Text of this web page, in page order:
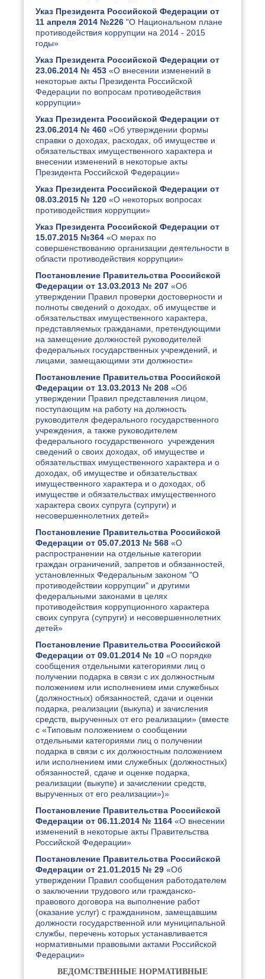
Указ Президента Российской Федерации от
11 апреля 2014 №226 "О Национальном плане
противодействия коррупции на 2014 - 2015
годы»
Указ Президента Российской Федерации от
23.06.2014 № 453 «О внесении изменений в
некоторые акты Президента Российской
Федерации по вопросам противодействия
коррупции»
Указ Президента Российской Федерации от
23.06.2014 № 460 «Об утверждении формы
справки о доходах, расходах, об имуществе и
обязательствах имущественного характера и
внесении изменений в некоторые акты
Президента Российской Федерации»
Указ Президента Российской Федерации от
08.03.2015 № 120 «О некоторых вопросах
противодействия коррупции»
Указ Президента Российской Федерации от
15.07.2015 №364 «О мерах по
совершенствованию организации деятельности в
области противодействия коррупции»
Постановление Правительства Российской
Федерации от 13.03.2013 № 207 «Об
утверждении Правил проверки достоверности и
полноты сведений о доходах, об имуществе и
обязательствах имущественного характера,
представляемых гражданами, претендующими
на замещение должностей руководителей
федеральных государственных учреждений, и
лицами, замещающими эти должности»
Постановление Правительства Российской
Федерации от 13.03.2013 № 208 «Об
утверждении Правил представления лицом,
поступающим на работу на должность
руководителя федерального государственного
учреждения, а также руководителем
федерального государственного учреждения
сведений о своих доходах, об имуществе и
обязательствах имущественного характера и о
доходах, об имуществе и обязательствах
имущественного характера и о доходах, об
имуществе и обязательствах имущественного
характера своих супруга (супруги) и
несовершеннолетних детей»
Постановление Правительства Российской
Федерации от 05.07.2013 № 568 «О
распространении на отдельные категории
граждан ограничений, запретов и обязанностей,
установленных Федеральным законом "О
противодействии коррупции" и другими
федеральными законами в целях
противодействия коррупционного характера
своих супруга (супруги) и несовершеннолетних
детей»
Постановление Правительства Российской
Федерации от 09.01.2014 № 10 «О порядке
сообщения отдельными категориями лиц о
получении подарка в связи с их должностным
положением или исполнением ими служебных
(должностных) обязанностей, сдачи и оценки
подарка, реализации (выкупа) и зачисления
средств, вырученных от его реализации» (вместе
с «Типовым положением о сообщении
отдельными категориями лиц о получении
подарка в связи с их должностным положением
или исполнением ими служебных (должностных)
обязанностей, сдаче и оценке подарка,
реализации (выкупе) и зачислении средств,
вырученных от его реализации»)»
Постановление Правительства Российской
Федерации от 06.11.2014 № 1164 «О внесении
изменений в некоторые акты Правительства
Российской Федерации»
Постановление Правительства Российской
Федерации от 21.01.2015 № 29 «Об
утверждении Правил сообщения работодателем
о заключении трудового или гражданско-
правового договора на выполнение работ
(оказание услуг) с гражданином, замещавшим
должности государственной или муниципальной
службы, перечень которых устанавливается
нормативными правовыми актами Российской
Федерации»
ВЕДОМСТВЕННЫЕ НОРМАТИВНЫЕ